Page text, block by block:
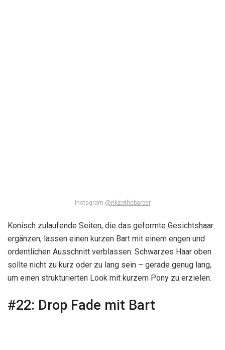
Instagram @rikzothebarber
Konisch zulaufende Seiten, die das geformte Gesichtshaar
ergänzen, lassen einen kurzen Bart mit einem engen und
ordentlichen Ausschnitt verblassen. Schwarzes Haar oben
sollte nicht zu kurz oder zu lang sein – gerade genug lang,
um einen strukturierten Look mit kurzem Pony zu erzielen.
#22: Drop Fade mit Bart